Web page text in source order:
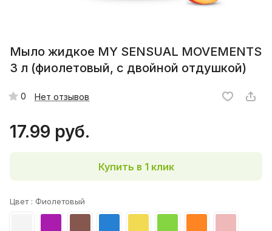
Мыло жидкое MY SENSUAL MOVEMENTS
3 л (фиолетовый, с двойной отдушкой)
0 Нет отзывов
17.99 руб.
Купить в 1 клик
Цвет : Фиолетовый